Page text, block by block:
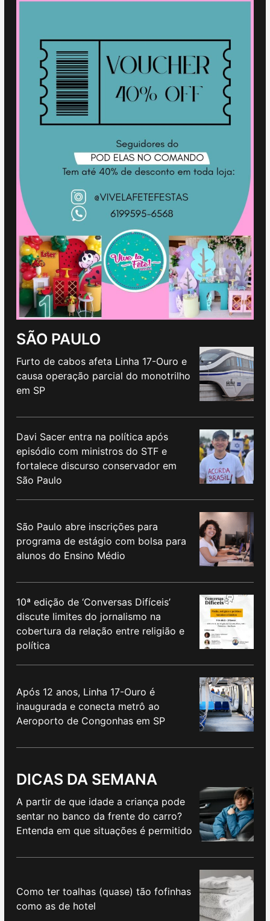
SÃO PAULO
Furto de cabos afeta Linha 17-Ouro e
causa operação parcial do monotrilho
em SP
Davi Sacer entra na política após
episódio com ministros do STF e
fortalece discurso conservador em
São Paulo
São Paulo abre inscrições para
programa de estágio com bolsa para
alunos do Ensino Médio
10ª edição de ‘Conversas Difíceis’
discute limites do jornalismo na
cobertura da relação entre religião e
política
Após 12 anos, Linha 17-Ouro é
inaugurada e conecta metrô ao
Aeroporto de Congonhas em SP
DICAS DA SEMANA
A partir de que idade a criança pode
sentar no banco da frente do carro?
Entenda em que situações é permitido
Como ter toalhas (quase) tão fofinhas
como as de hotel